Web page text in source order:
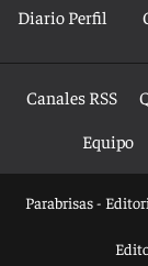
Diario Perfil
Canales RSS
Equipo
Parabrisas -